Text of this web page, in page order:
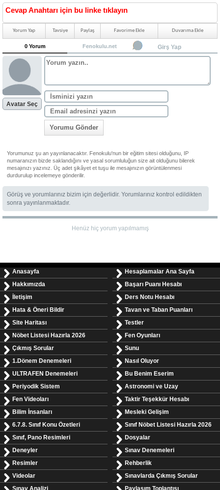
Cevap Anahtarı için bu linke tıklayın
Yorum Yap Tavsiye Paylaş Favorime Ekle Duvarıma Ekle
0 Yorum Fenokulu.net Girş Yap
Avatar Seç
Yorumu Gönder
Yorumunuz şu an yayınlanacaktır. Fenokulu'nun bir eğitim sitesi olduğunu, IP
numaranızın bizde saklandığını ve yasal sorumluluğun size ait olduğunu bilerek
mesajınızı yazınız. Üç adet şikâyet et tuşu ile mesajınızın görüntülenmesi
durdurulup incelemeye gönderilir.
Görüş ve yorumlarınız bizim için değerlidir. Yorumlarınız kontrol edildikten
sonra yayınlanmaktadır.
Henüz hiç yorum yapılmamış
Anasayfa
Hakkımızda
İletişim
Hata & Öneri Bildir
Site Haritası
Nöbet Listesi Hazırla 2026
Çıkmış Sorular
1.Dönem Denemeleri
ULTRAFEN Denemeleri
Periyodik Sistem
Fen Videoları
Bilim İnsanları
6.7.8. Sınıf Konu Özetleri
Sınıf, Pano Resimleri
Deneyler
Resimler
Videolar
Hesaplamalar Ana Sayfa
Başarı Puanı Hesabı
Ders Notu Hesabı
Tavan ve Taban Puanları
Testler
Fen Oyunları
Sunu
Nasıl Oluyor
Bu Benim Eserim
Astronomi ve Uzay
Taktir Teşekkür Hesabı
Mesleki Gelişim
Sınıf Nöbet Listesi Hazırla 2026
Dosyalar
Sınav Denemeleri
Rehberlik
Sınavlarda Çıkmış Sorular